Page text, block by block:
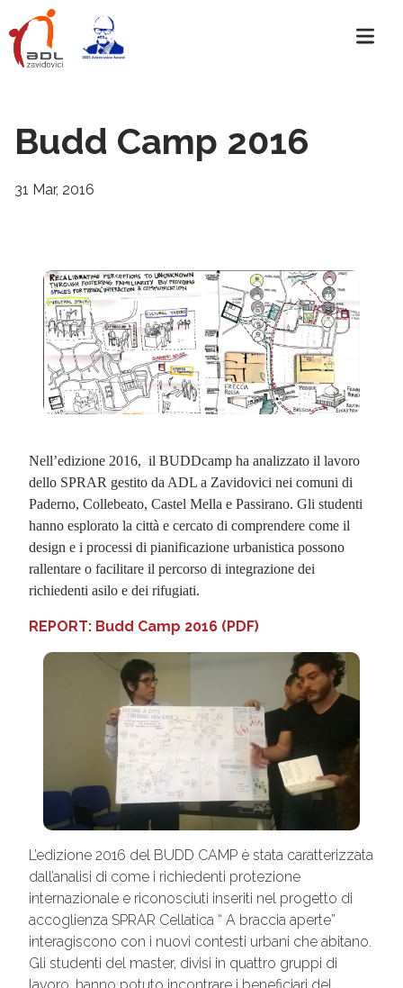
Budd Camp 2016
31 Mar, 2016
Nell’edizione 2016, il BUDDcamp ha analizzato il lavoro
dello SPRAR gestito da ADL a Zavidovici nei comuni di
Paderno, Collebeato, Castel Mella e Passirano. Gli studenti
hanno esplorato la città e cercato di comprendere come il
design e i processi di pianificazione urbanistica possono
rallentare o facilitare il percorso di integrazione dei
richiedenti asilo e dei rifugiati.
REPORT: Budd Camp 2016 (PDF)
L’edizione 2016 del BUDD CAMP è stata caratterizzata
dall’analisi di come i richiedenti protezione
internazionale e riconosciuti inseriti nel progetto di
accoglienza SPRAR Cellatica “ A braccia aperte”
interagiscono con i nuovi contesti urbani che abitano.
Gli studenti del master, divisi in quattro gruppi di